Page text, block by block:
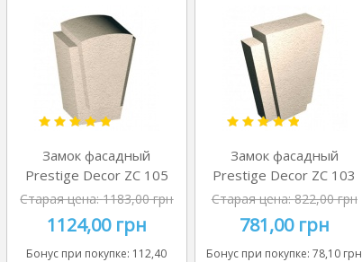
Замок фасадный
Prestige Decor ZC 105
Старая цена:1183,00 грн
1124,00 грн
Бонус при покупке: 112,40
Замок фасадный
Prestige Decor ZC 103
Старая цена:822,00 грн
781,00 грн
Бонус при покупке:78,10 грн